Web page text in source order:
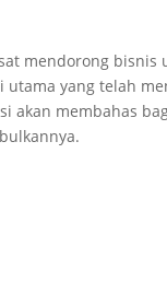
mendorong
yang telah
akan membahas